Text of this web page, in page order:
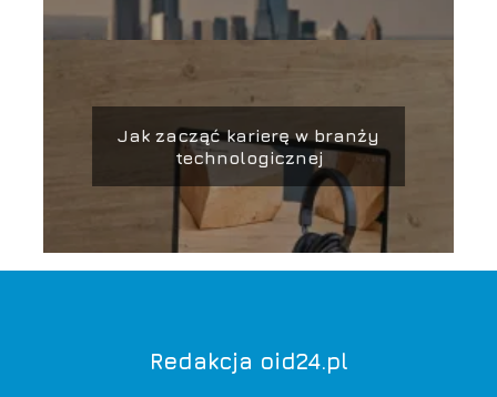
Jak zacząć karierę w branży
technologicznej
Redakcja oid24.pl